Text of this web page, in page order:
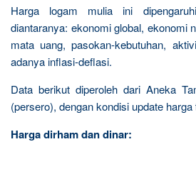
Harga logam mulia ini
diantaranya: ekonomi global, ekonomi
mata uang, pasokan-kebutuhan,
adanya inflasi-deflasi.
Data berikut diperoleh dari Aneka
(persero), dengan kondisi update harga
Harga dirham dan dinar: